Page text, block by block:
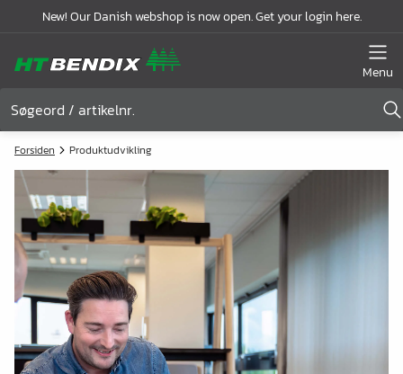
New! Our Danish webshop is now open. Get your login here.
Menu
Forsiden Produktudvikling